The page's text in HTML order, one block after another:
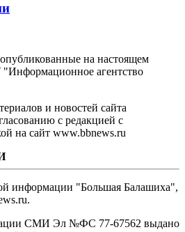
на настоящем
агентство
и новостей сайта
с редакцией с
на сайт www.bbnews.ru
информации "Большая Балашиха",
СМИ Эл №ФС ‎77-67562 выдано